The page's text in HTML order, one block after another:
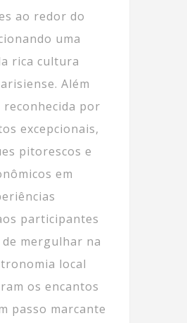
ao redor do
uma
rica cultura
Além
reconhecida por
excepcionais,
pitorescos e
em
participantes
mergulhar na
local
os encantos
passo marcante